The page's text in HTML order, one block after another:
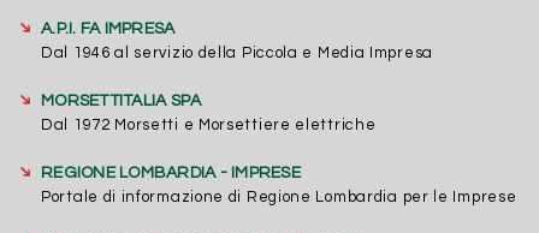
➔
A.P.I. FA IMPRESA
Dal 1946 al servizio della Piccola e Media Impresa
➔
MORSETTITALIA SPA
Dal 1972 Morsetti e Morsettiere elettriche
➔
REGIONE LOMBARDIA - IMPRESE
Portale di informazione di Regione Lombardia per le Imprese